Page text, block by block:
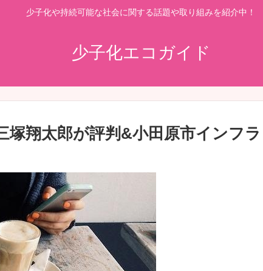
少子化や持続可能な社会に関する話題や取り組みを紹介中！
少子化エコガイド
塚翔太郎が評判&小田原市インフラ